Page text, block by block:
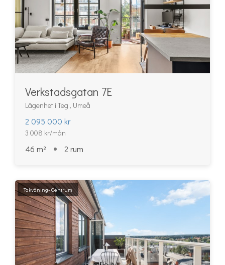
Verkstadsgatan 7E
Lägenhet i Teg , Umeå
2 095 000 kr
3 008 kr/mån
46 m² 2 rum
Takvåning- Centrum